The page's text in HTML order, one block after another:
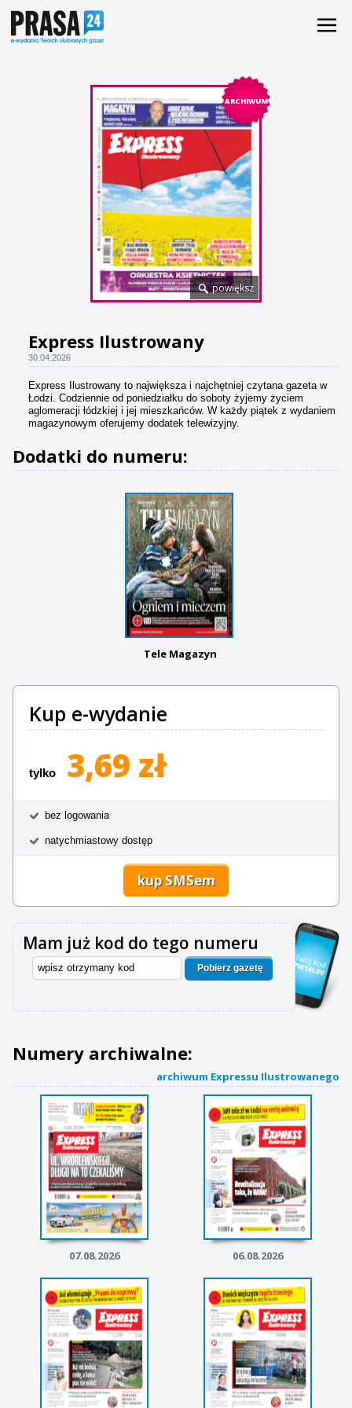
ARCHIWUM
powiększ
Express Ilustrowany
30.04.2026
Express Ilustrowany to największa i najchętniej czytana gazeta w
Łodzi. Codziennie od poniedziałku do soboty żyjemy życiem
aglomeracji łódzkiej i jej mieszkańców. W każdy piątek z wydaniem
magazynowym oferujemy dodatek telewizyjny.
Dodatki do numeru:
Tele Magazyn
Kup e-wydanie
tylko 3,69 zł
bez logowania
natychmiastowy dostęp
kup SMSem
Mam już kod do tego numeru
Pobierz gazetę
Numery archiwalne:
archiwum Expressu Ilustrowanego
07.08.2026 06.08.2026